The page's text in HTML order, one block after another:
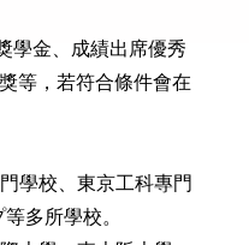
金、成績出席優秀
等， 若符合條件會在
學校、東京工科專門
多所學校。